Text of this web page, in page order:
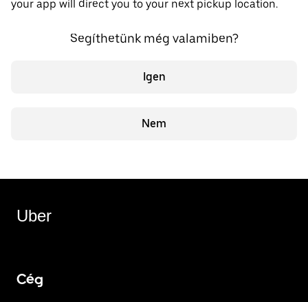
your app will direct you to your next pickup location.
Segíthetünk még valamiben?
Igen
Nem
Uber
Cég